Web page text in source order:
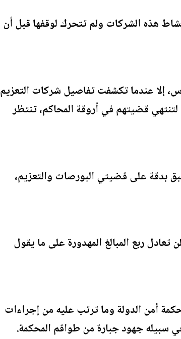
هذه الشركات ولم تتحرك لوقفها قبل أن
إلا عندما تكشفت تفاصيل شركات التعزيم
قضيتهم في أروقة المحاكم، تنتظر
بدقة على قضيتي البورصات والتعزيم،
ربع المبالغ المهدورة على ما يقول
أمن الدولة وما ترتب عليه من إجراءات
سبيله جهود جبارة من طواقم المحكمة.